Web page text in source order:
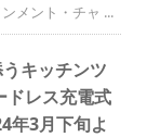
メント・チャ ...
キッチンツ
レス充電式
3月下旬よ